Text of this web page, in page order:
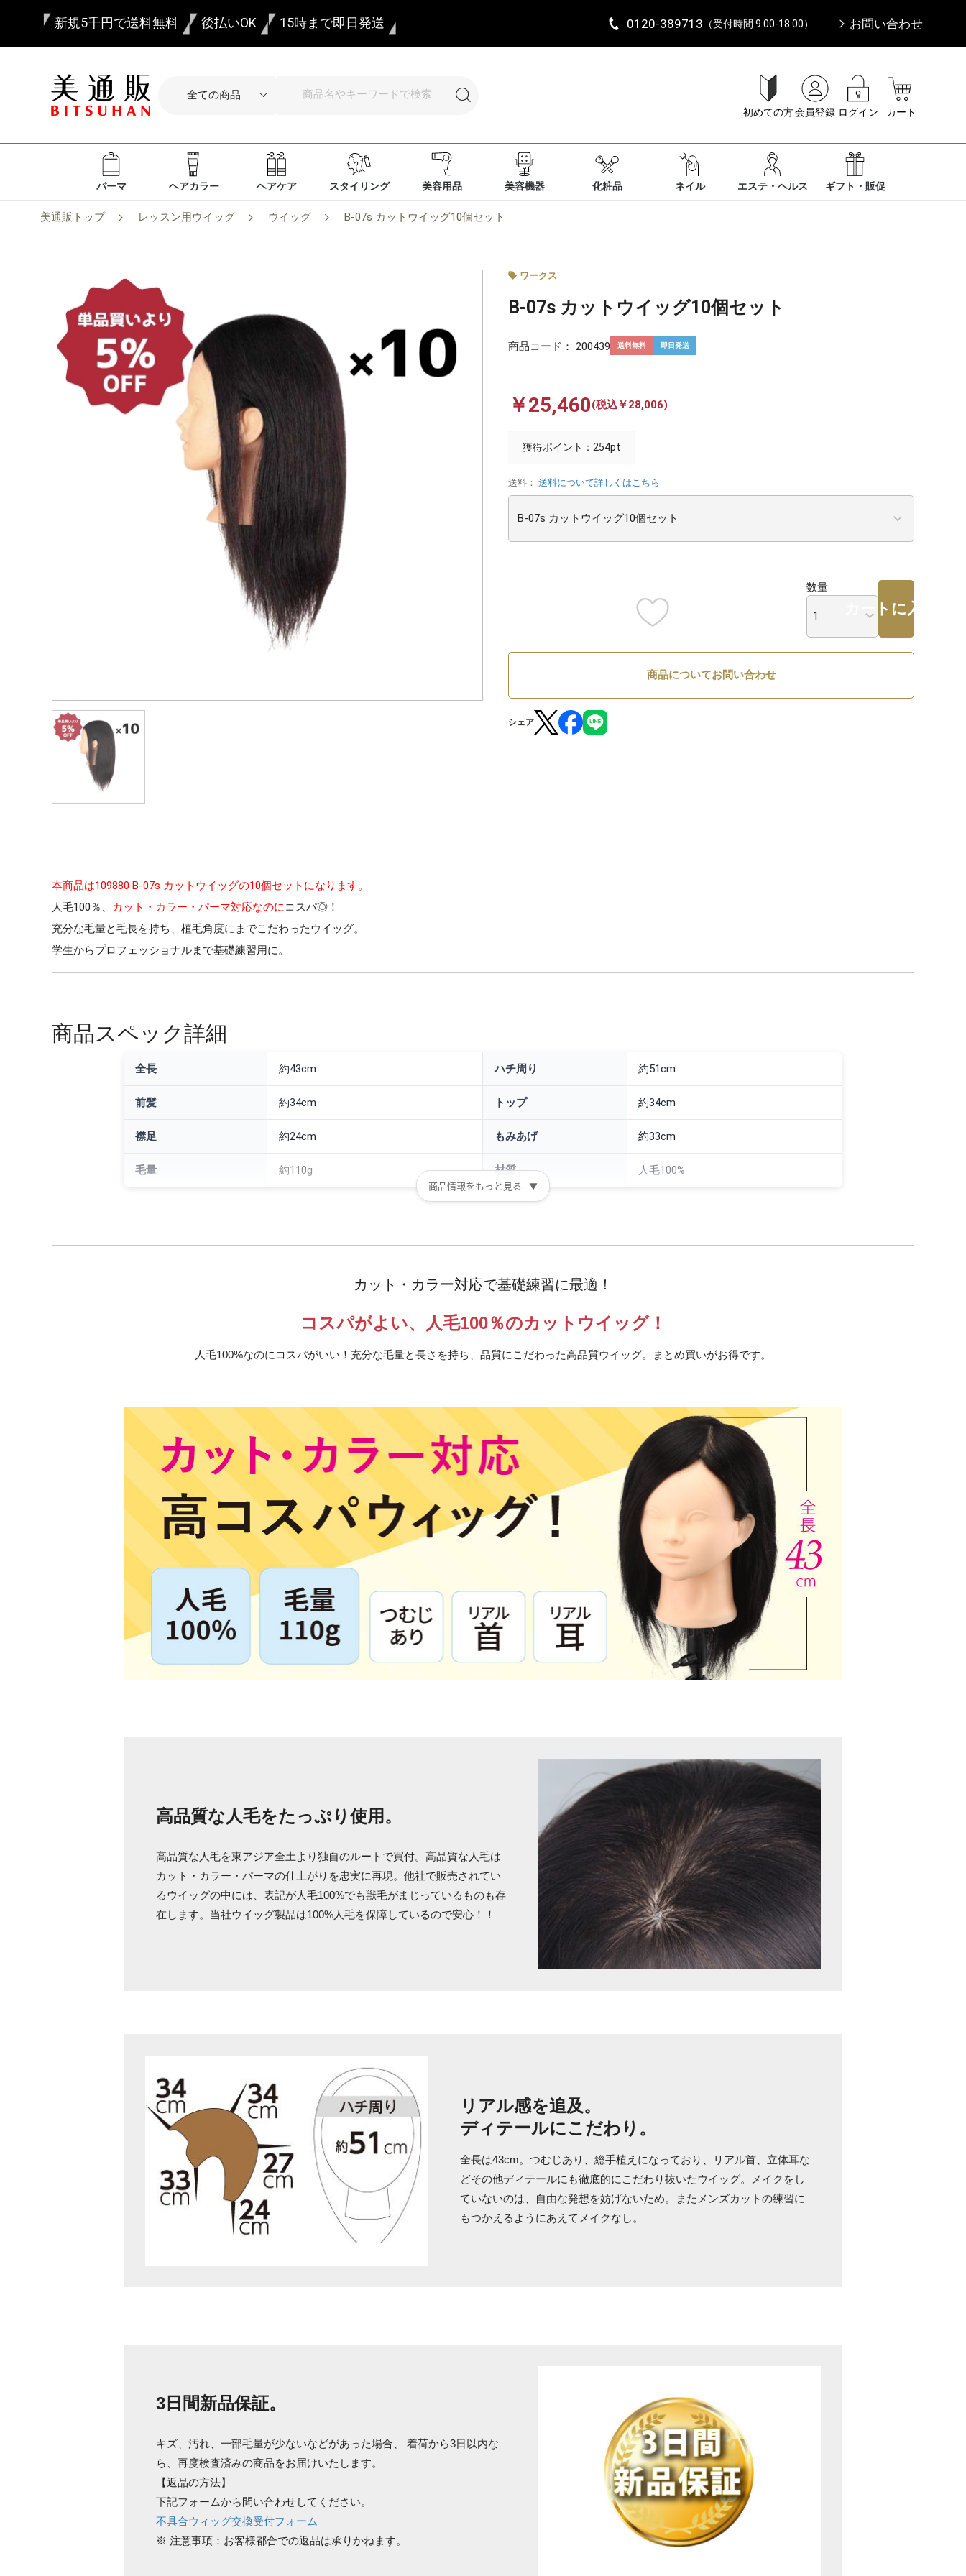
新規5千円で送料無料 後払いOK 15時まで即日発送 0120-389713 （受付時間 9:00-18:00） お問い合わせ
初めての方会員登録 ログイン カート
パーマ ヘアカラー ヘアケア スタイリング 美容用品 美容機器 化粧品 ネイル エステ・ヘルス ギフト・販促
美通販トップ レッスン用ウイッグ ウイッグ B-07s カットウイッグ10個セット
ワークス
B-07s カットウイッグ10個セット
商品コード： 200439 送料無料 即日発送
￥25,460(税込￥28,006)
獲得ポイント：254pt
送料： 送料について詳しくはこちら
数量
カートに入れる
商品についてお問い合わせ
シェア
本商品は109880 B-07s カットウイッグの10個セットになります。
人毛100％、
カット・カラー・パーマ対応なのにコスパ◎！
充分な毛量と毛長を持ち、植毛角度にまでこだわったウイッグ。
学生からプロフェッショナルまで基礎練習用に。
商品スペック詳細
全長 約43cm ハチ周り 約51cm
前髪 約34cm トップ 約34cm
襟足 約24cm もみあげ 約33cm
毛量 約110g 材質 人毛100%
商品情報をもっと見る ▼
カット・カラー対応で基礎練習に最適！
コスパがよい、人毛100％のカットウイッグ！
人毛100%なのにコスパがいい！充分な毛量と長さを持ち、品質にこだわった高品質ウイッグ。まとめ買いがお得です。
高品質な人毛をたっぷり使用。
高品質な人毛を東アジア全土より独自のルートで買付。高品質な人毛は
カット・カラー・パーマの仕上がりを忠実に再現。他社で販売されてい
るウイッグの中には、表記が人毛100%でも獣毛がまじっているものも存
在します。当社ウイッグ製品は100%人毛を保障しているので安心！！
リアル感を追及。
ディテールにこだわり。
全長は43cm。つむじあり、総手植えになっており、リアル首、立体耳な
どその他ディテールにも徹底的にこだわり抜いたウイッグ。メイクをし
ていないのは、自由な発想を妨げないため。またメンズカットの練習に
もつかえるようにあえてメイクなし。
3日間新品保証。
キズ、汚れ、一部毛量が少ないなどがあった場合、 着荷から3日以内な
ら、再度検査済みの商品をお届けいたします。
【返品の方法】
下記フォームから問い合わせしてください。
不具合ウィッグ交換受付フォーム
※ 注意事項：お客様都合での返品は承りかねます。